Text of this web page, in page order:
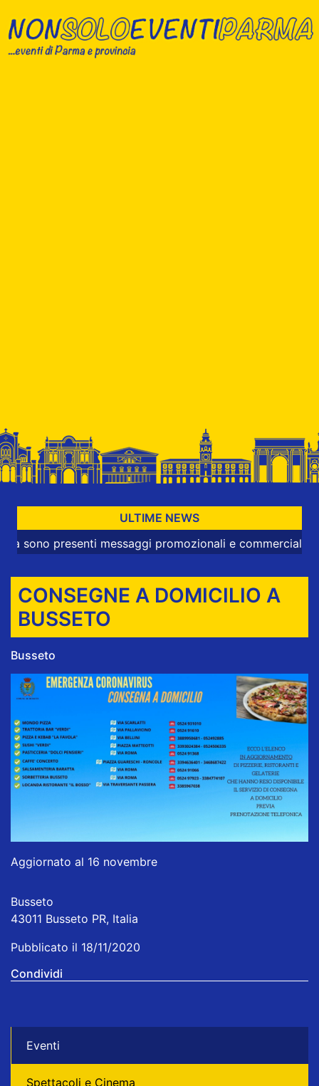
ULTIME NEWS
presenti messaggi promozionali e commerciali
CONSEGNE A DOMICILIO A
BUSSETO
Busseto
Aggiornato al 16 novembre
Busseto
43011 Busseto PR, Italia
Pubblicato il 18/11/2020
Condividi
Eventi
Spettacoli e Cinema